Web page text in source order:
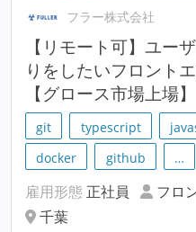
フラー株式会社
【リモート可】ユー
りをしたいフロント
【グロース市場上場】
git typescript
docker
github …
雇用形態 正社員
フロ
千葉